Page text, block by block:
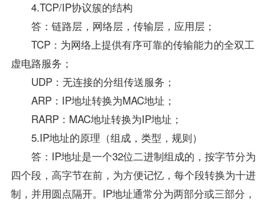
4.TCP/IP协议簇的结构
答：链路层，网络层，传输层，应用层；
TCP：为网络上提供有序可靠的传输能力的全双工
虚电路服务；
UDP：无连接的分组传送服务；
ARP：IP地址转换为MAC地址；
RARP：MAC地址转换为IP地址；
5.IP地址的原理（组成，类型，规则）
答：IP地址是一个32位二进制组成的，按字节分为
四个段，高字节在前，为方便记忆，每个段转换为十进
制，并用圆点隔开。IP地址通常分为两部分或三部分，